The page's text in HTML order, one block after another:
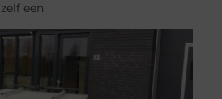
zelf een